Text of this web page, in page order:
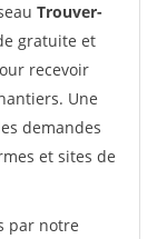
Trouver-
gratuite et
recevoir
Une
demandes
et sites de
par notre